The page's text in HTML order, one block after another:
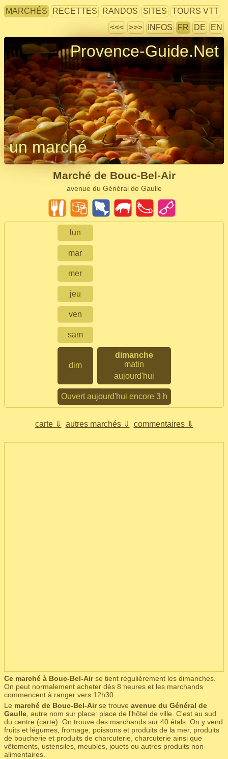
MARCHÉS RECETTES RANDOS SITES
TOURS VTT
<<< >>> INFOS FR DE EN
Provence-Guide.Net
un marché
Marché de Bouc-Bel-Air
avenue du Général de Gaulle
lun
mar
mer
jeu
ven
sam
dim
dimanche
matin
aujourd'hui
Ouvert aujourd'hui encore 3 h
carte ⇓ autres marchés ⇓ commentaires ⇓
Ce marché à Bouc-Bel-Airse tient régulièrement les dimanches.
On peut normalement acheter dès 8 heures et les marchands
commencent à ranger vers 12h30.
Le marché de Bouc-Bel-Airse trouve avenue du Général de
Gaulle , autre nom sur place: place de l'hôtel de ville. C'est au sud
du centre (carte). On trouve des marchands sur 40 étals. On y vend
fruits et légumes, fromage, poissons et produits de la mer, produits
de boucherie et produits de charcuterie, charcuterie ainsi que
vêtements, ustensiles, meubles, jouets ou autres produits non-
alimentaires.